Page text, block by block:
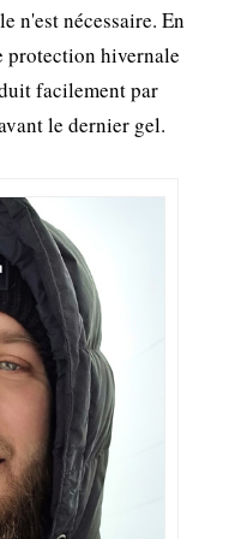
n'est nécessaire. En
protection hivernale
facilement par
le dernier gel.